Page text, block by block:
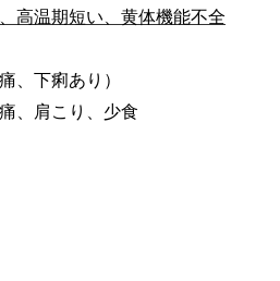
高温期短い、黄体機能不全
、下痢あり）
、肩こり、少食